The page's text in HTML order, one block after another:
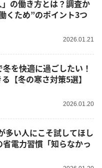
」の働き方とは？調査か
くため”のポイント3つ
2026.01.21
を快適に過ごしたい！
【冬の寒さ対策5選】
2026.01.20
多い人にこそ試してほし
電力習慣「知らなかっ